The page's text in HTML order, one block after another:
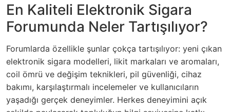
En Kaliteli Elektronik Sigara
Forumunda Neler Tartışılıyor?
Forumlarda özellikle şunlar çokça tartışılıyor: yeni çıkan
elektronik sigara modelleri, likit markaları ve aromaları,
coil ömrü ve değişim teknikleri, pil güvenliği, cihaz
bakımı, karşılaştırmalı incelemeler ve kullanıcıların
yaşadığı gerçek deneyimler. Herkes deneyimini açık